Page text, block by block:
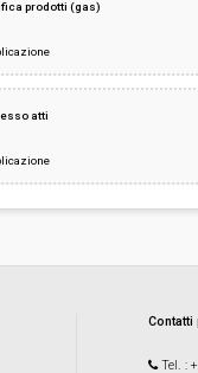
prodotti (gas)
atti
Tel. :